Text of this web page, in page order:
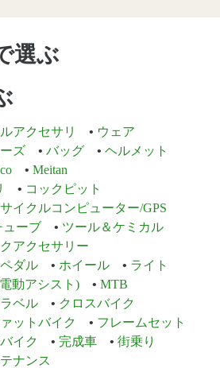
選ぶ
アクセサリ
ウェア
ズ バッグ
ヘルメット
Meitan
コックピット
サイクルコンピューター/GPS
ューブ
ツール＆ケミカル
アクセサリー
ペダル ホイール
ライト
動アシスト)
MTB
ベル
クロスバイク
ットバイク
フレームセット
イク 完成車
街乗り
ナンス